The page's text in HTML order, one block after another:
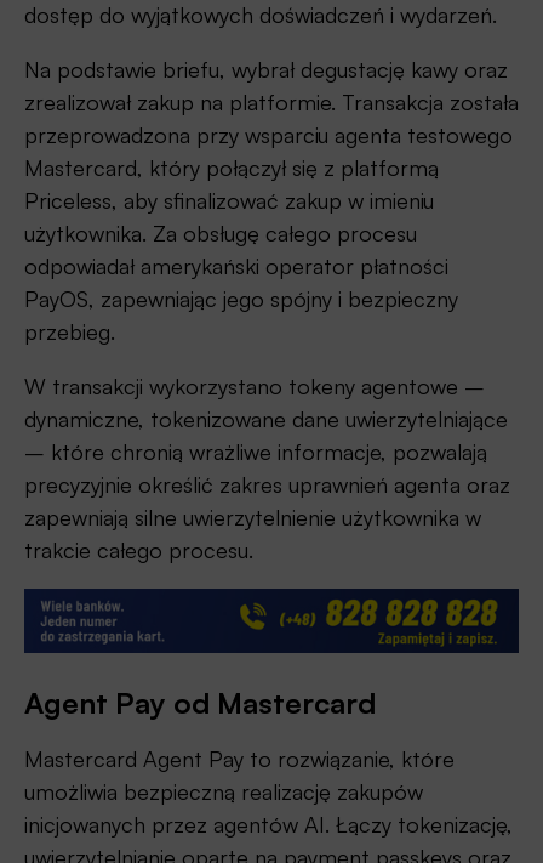
dostęp do wyjątkowych doświadczeń i wydarzeń.
Na podstawie briefu, wybrał degustację kawy oraz
zrealizował zakup na platformie. Transakcja została
przeprowadzona przy wsparciu agenta testowego
Mastercard, który połączył się z platformą
Priceless, aby sfinalizować zakup w imieniu
użytkownika. Za obsługę całego procesu
odpowiadał amerykański operator płatności
PayOS, zapewniając jego spójny i bezpieczny
przebieg.
W transakcji wykorzystano tokeny agentowe –
dynamiczne, tokenizowane dane uwierzytelniające
– które chronią wrażliwe informacje, pozwalają
precyzyjnie określić zakres uprawnień agenta oraz
zapewniają silne uwierzytelnienie użytkownika w
trakcie całego procesu.
Agent Pay od Mastercard
Mastercard Agent Pay to rozwiązanie, które
umożliwia bezpieczną realizację zakupów
inicjowanych przez agentów AI. Łączy tokenizację,
uwierzytelnianie oparte na payment passkeys oraz